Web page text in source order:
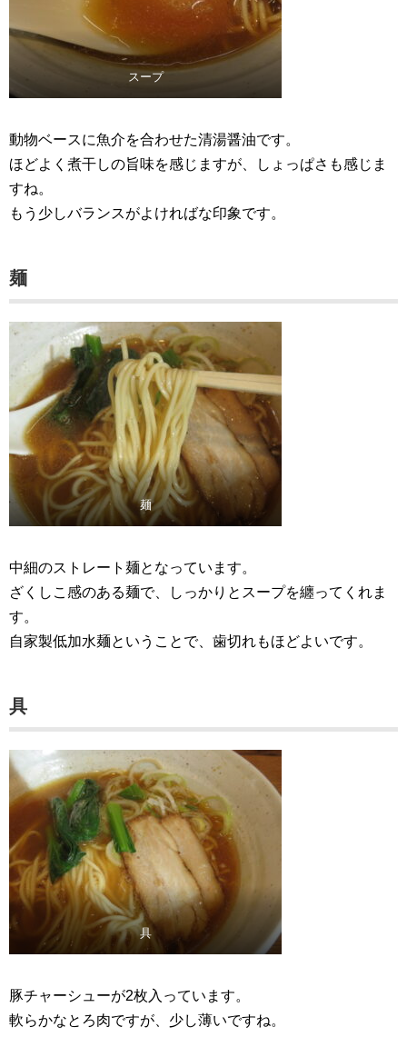
スープ
動物ベースに魚介を合わせた清湯醤油です。
ほどよく煮干しの旨味を感じますが、しょっぱさも感じま
すね。
もう少しバランスがよければな印象です。
麺
麺
中細のストレート麺となっています。
ざくしこ感のある麺で、しっかりとスープを纏ってくれま
す。
自家製低加水麺ということで、歯切れもほどよいです。
具
具
豚チャーシューが2枚入っています。
軟らかなとろ肉ですが、少し薄いですね。